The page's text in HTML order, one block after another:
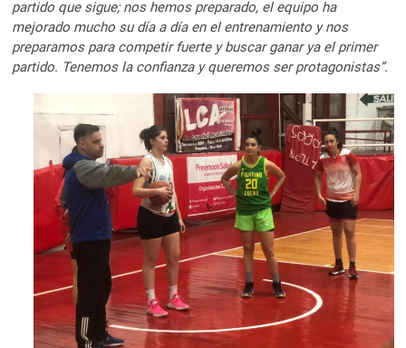
partido que sigue; nos hemos preparado, el equipo ha
mejorado mucho su día a día en el entrenamiento y nos
preparamos para competir fuerte y buscar ganar ya el primer
partido. Tenemos la confianza y queremos ser protagonistas”.